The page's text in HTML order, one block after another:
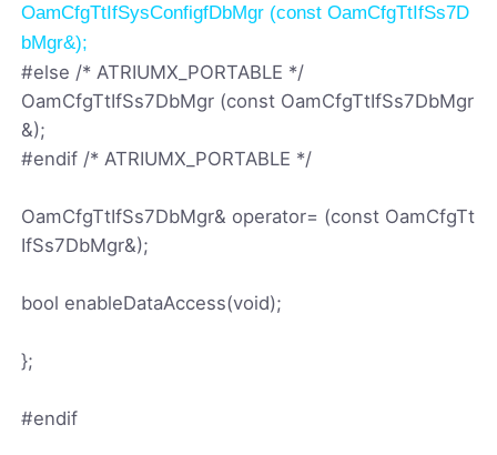
OamCfgTtIfSysConfigfDbMgr (const OamCfgTtIfSs7D
bMgr&);
#else /* ATRIUMX_PORTABLE */
OamCfgTtIfSs7DbMgr (const OamCfgTtIfSs7DbMgr
&);
#endif /* ATRIUMX_PORTABLE */
OamCfgTtIfSs7DbMgr& operator= (const OamCfgTt
IfSs7DbMgr&);
bool enableDataAccess(void);
};
#endif